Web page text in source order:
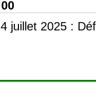
juillet 2025 :